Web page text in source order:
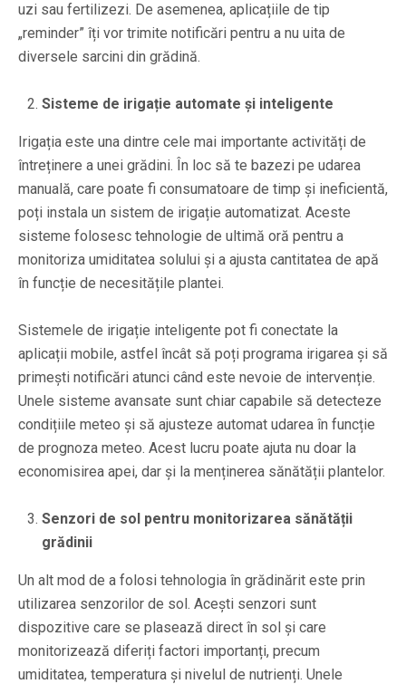
uzi sau fertilizezi. De asemenea, aplicațiile de tip
„reminder” îți vor trimite notificări pentru a nu uita de
diversele sarcini din grădină.
Sisteme de irigație automate și inteligente
Irigația este una dintre cele mai importante activități de
întreținere a unei grădini. În loc să te bazezi pe udarea
manuală, care poate fi consumatoare de timp și ineficientă,
poți instala un sistem de irigație automatizat. Aceste
sisteme folosesc tehnologie de ultimă oră pentru a
monitoriza umiditatea solului și a ajusta cantitatea de apă
în funcție de necesitățile plantei.
Sistemele de irigație inteligente pot fi conectate la
aplicații mobile, astfel încât să poți programa irigarea și să
primești notificări atunci când este nevoie de intervenție.
Unele sisteme avansate sunt chiar capabile să detecteze
condițiile meteo și să ajusteze automat udarea în funcție
de prognoza meteo. Acest lucru poate ajuta nu doar la
economisirea apei, dar și la menținerea sănătății plantelor.
Senzori de sol pentru monitorizarea sănătății
grădinii
Un alt mod de a folosi tehnologia în grădinărit este prin
utilizarea senzorilor de sol. Acești senzori sunt
dispozitive care se plasează direct în sol și care
monitorizează diferiți factori importanți, precum
umiditatea, temperatura și nivelul de nutrienți. Unele